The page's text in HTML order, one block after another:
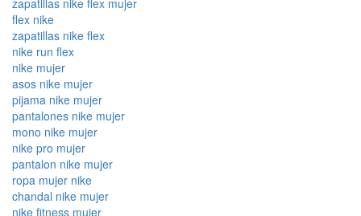
zapatillas nike flex mujer
flex nike
zapatillas nike flex
nike run flex
nike mujer
asos nike mujer
pijama nike mujer
pantalones nike mujer
mono nike mujer
nike pro mujer
pantalon nike mujer
ropa mujer nike
chandal nike mujer
nike fitness mujer